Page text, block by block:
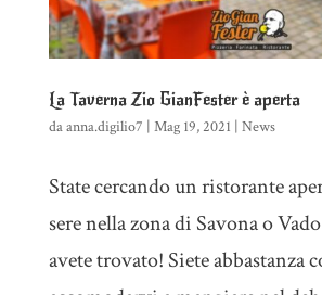
La Taverna Zio GianFester è aperta
daanna.digilio7 Mag 19, 2021 News
State cercando un ristorante
sere nella zona di Savona o
avete trovato! Siete abbastanza